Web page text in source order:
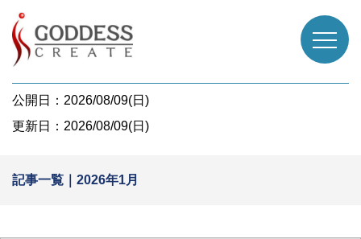
公開日：2026/08/09(日)
更新日：2026/08/09(日)
記事一覧｜2026年1月